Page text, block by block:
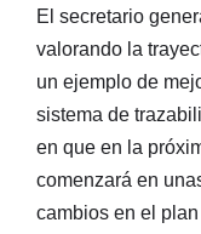
El secretario
valorando la
un ejemplo de
sistema de
en que en la
comenzará en
cambios en el